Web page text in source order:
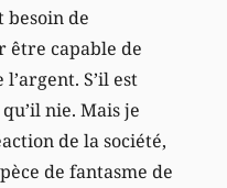
besoin de
être capable de
S’il est
nie. Mais je
de la société,
de fantasme de